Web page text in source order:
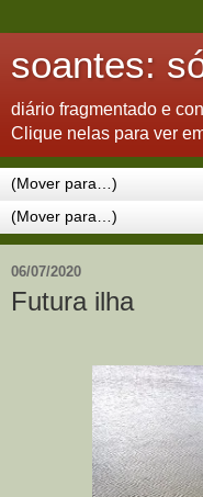
soantes:
diário fragmentado e
Clique nelas para ver
06/07/2020
Futura ilha